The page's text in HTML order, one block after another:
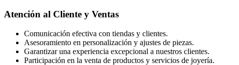
Atención al Cliente y Ventas
Comunicación efectiva con tiendas y clientes.
Asesoramiento en personalización y ajustes de piezas.
Garantizar una experiencia excepcional a nuestros clientes.
Participación en la venta de productos y servicios de joyería.